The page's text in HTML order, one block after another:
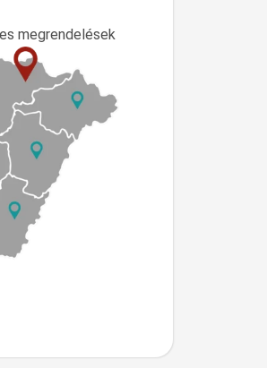
megrendelések